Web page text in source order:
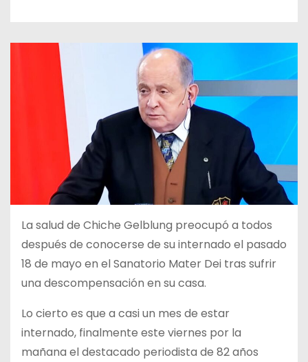
La salud de Chiche Gelblung preocupó a todos
después de conocerse de su internado el pasado
18 de mayo en el Sanatorio Mater Dei tras sufrir
una descompensación en su casa.
Lo cierto es que a casi un mes de estar
internado, finalmente este viernes por la
mañana el destacado periodista de 82 años